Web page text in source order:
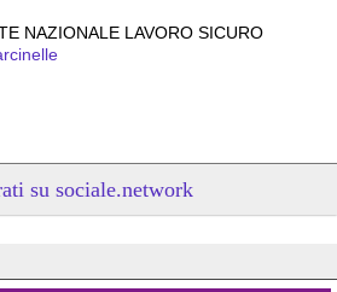
NAZIONALE LAVORO SICURO
su sociale.network